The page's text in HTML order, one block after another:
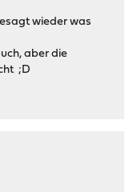
wieder was
aber die
;D